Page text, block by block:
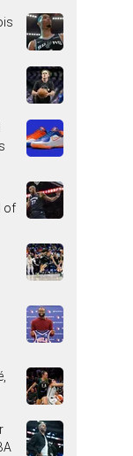
of